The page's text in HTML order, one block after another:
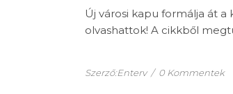
Új városi kapu formálja át
olvashattok! A cikkből
Szerző:Enterv / 0 Kommentek